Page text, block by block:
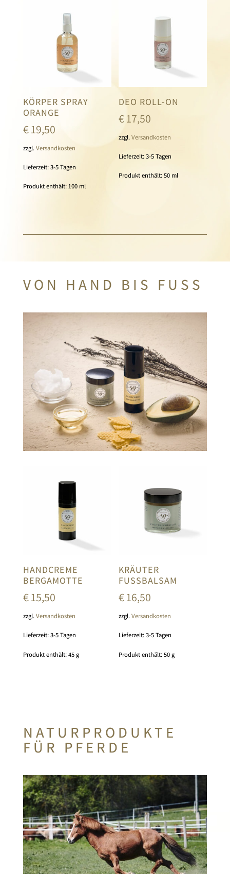
KÖRPER SPRAY
ORANGE
€19,50
zzgl.Versandkosten
Lieferzeit:3-5 Tagen
Produkt enthält: 100 ml
DEO ROLL-ON
€17,50
zzgl.Versandkosten
Lieferzeit:3-5 Tagen
Produkt enthält: 50 ml
VON HAND BIS FUSS
HANDCREME
BERGAMOTTE
€15,50
zzgl.Versandkosten
Lieferzeit:3-5 Tagen
Produkt enthält: 45g
KRÄUTER
FUSSBALSAM
€16,50
zzgl.Versandkosten
Lieferzeit:3-5 Tagen
Produkt enthält: 50g
NATURPRODUKTE
FÜR PFERDE